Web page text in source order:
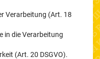
(Art. 18
die Verarbeitung
(Art. 20 DSGVO).